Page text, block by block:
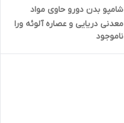
شامپو بدن دورو حاوی مواد
معدنی دریایی و عصاره آلوئه ورا
450 میل
ناموجود